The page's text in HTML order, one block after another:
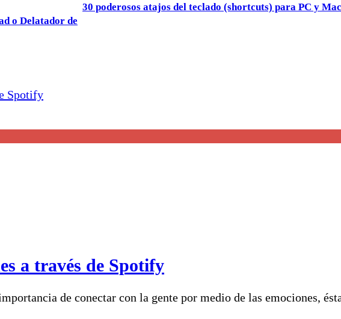
o Delatador de
30 poderosos atajos del teclado (shortcuts) para PC y Mac
a través de Spotify
de conectar con la gente por medio de las emociones,